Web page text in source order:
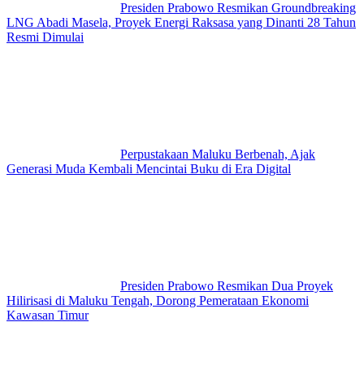
Presiden Prabowo Resmikan Groundbreaking
LNG Abadi Masela, Proyek Energi Raksasa yang Dinanti 28 Tahun
Resmi Dimulai
Perpustakaan Maluku Berbenah, Ajak
Generasi Muda Kembali Mencintai Buku di Era Digital
Presiden Prabowo Resmikan Dua Proyek
Hilirisasi di Maluku Tengah, Dorong Pemerataan Ekonomi
Kawasan Timur